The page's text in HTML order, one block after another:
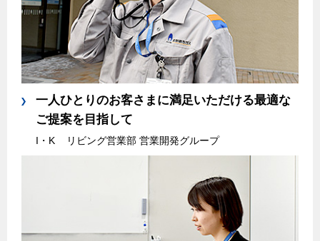
一人ひとりのお客さまに満足いただける最適な
ご提案を目指して
I・K リビング営業部 営業開発グループ